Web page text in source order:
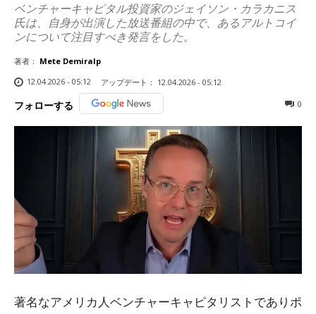
ベンチャーキャピタル投資家のジェイソン・カラカニス
氏は、自身が出演した放送番組の中で、あるアルトコイ
ンについて注目すべき発言をした。
著者： Mete Demiralp
12.04.2026 - 05:12
アップデート： 12.04.2026 - 05:12
フォローする 0
著名なアメリカ人ベンチャーキャピタリストでありポ